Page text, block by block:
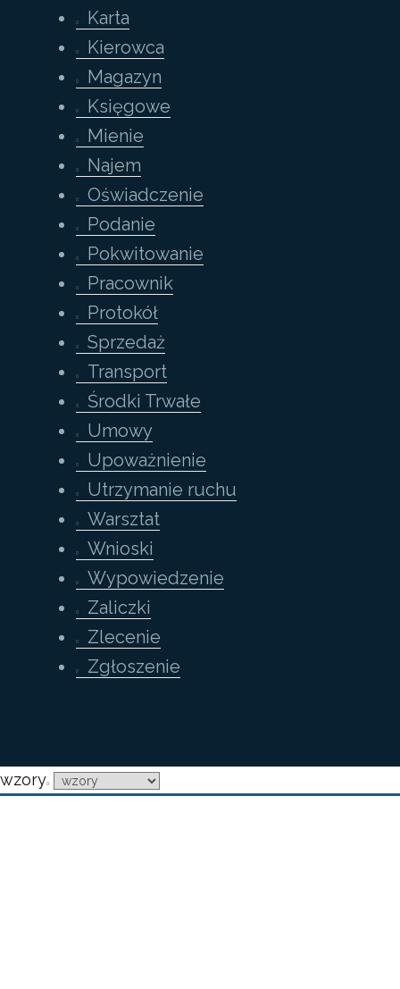
Karta
Kierowca
Magazyn
Księgowe
Mienie
Najem
Oświadczenie
Podanie
Pokwitowanie
Pracownik
Protokół
Sprzedaż
Transport
Środki Trwałe
Umowy
Upoważnienie
Utrzymanie ruchu
Warsztat
Wnioski
Wypowiedzenie
Zaliczki
Zlecenie
Zgłoszenie
wzory